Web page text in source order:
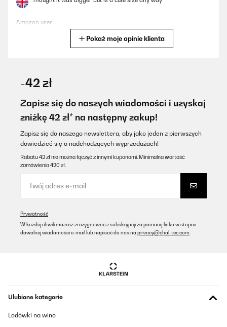
Amazon user
verzió frissítés volt, de ez sajnos nem került frissítésre az
oldalon: sörnyitó és ajtó élvédők nincsenek és a retró
kilincseknek sincs sajnos nyoma. Ez így sajnos eléggé nagy
megtévesztés a vásárlók felé.
Kémenes
Tłumacz
ist so glücklich, es ist ein wunderschöner praktischer
Kühlschrank mit Gefrierfach.
Richiesta 8006654526,
Vi ho contattato 15 giorno fa per un ritiro di un vostro frigor
Pokaż moje opinie klienta
-42 zł
Zapisz się do naszych wiadomości i uzyskaj
zniżkę 42 zł* na następny zakup!
Zapisz się do naszego newslettera, aby jako jeden z pierwszych
dowiedzieć się o nadchodzących wyprzedażach!
Rabatu 42 zł nie można łączyć z innymi kuponami. Minimalna wartość
zamówienia 420 zł.
Prywatność
W każdej chwili możesz zrezygnować z subskrypcji za pomocą linku w stopce
dowolnej wiadomości e-mail lub napisać do nas na privacy@chal-tec.com
Ulubione kategorie
Lodówki na wino